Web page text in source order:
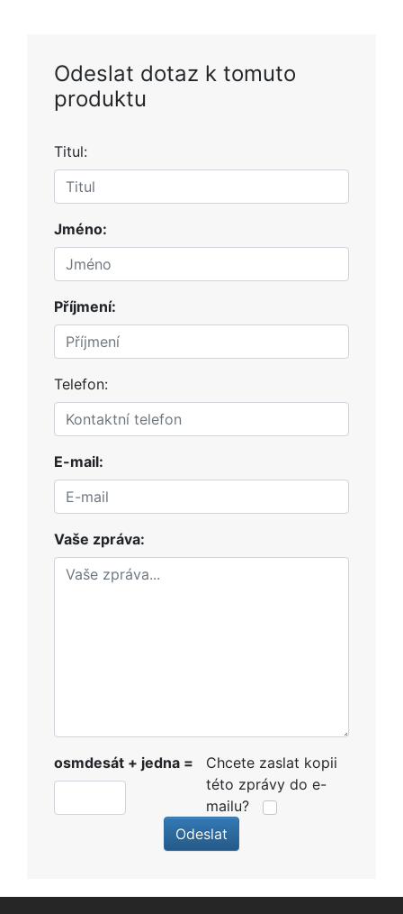
Odeslat dotaz k tomuto
produktu
Titul:
Jméno:
Příjmení:
Telefon:
E-mail:
Vaše zpráva:
osmdesát + jedna =
Chcete zaslat kopii
této zprávy do e-
mailu?
Odeslat